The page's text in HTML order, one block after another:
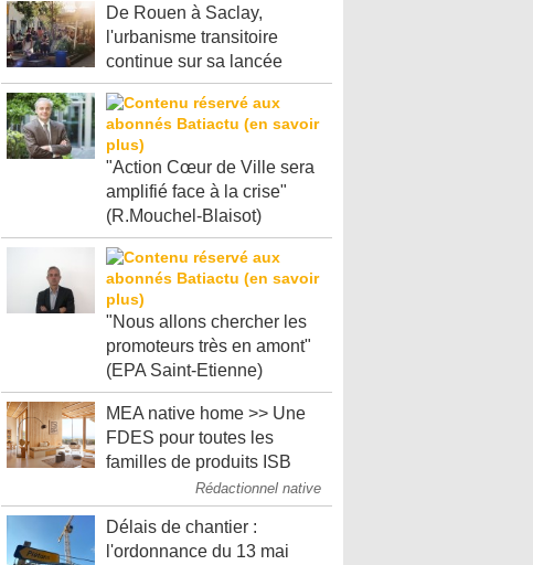
De Rouen à Saclay,
l'urbanisme transitoire
continue sur sa lancée
"Action Cœur de Ville sera
amplifié face à la crise"
(R.Mouchel-Blaisot)
"Nous allons chercher les
promoteurs très en amont"
(EPA Saint-Etienne)
MEA native home >> Une
FDES pour toutes les
familles de produits ISB
Rédactionnel native
Délais de chantier :
l'ordonnance du 13 mai